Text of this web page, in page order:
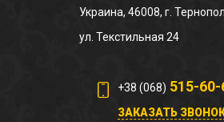
Украина, 46008, г.
ул. Текстильная 24
+38 (068) 515-60-
ЗАКАЗАТЬ